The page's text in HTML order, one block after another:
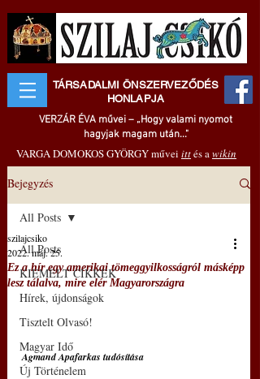
TÁRSADALMI ÖNSZERVEZŐDÉS
HONLAPJA
VERZÁR ÉVA művei – „Hogy valami nyomot
hagyjak magam után..."
VARGA DOMOKOS GYÖRGY művei ittés awikin
Bejegyzés
All Posts
KIEMELT CIKKEK
Hírek, újdonságok
Tisztelt Olvasó!
Magyar Idő
Új Történelem
All Posts
Ez a hír egy amerikai tömeggyilkosságról másképp
lesz tálalva, mire elér Magyarországra
szilajcsiko
2022. máj. 25.
Agmand Apafarkas tudósítása